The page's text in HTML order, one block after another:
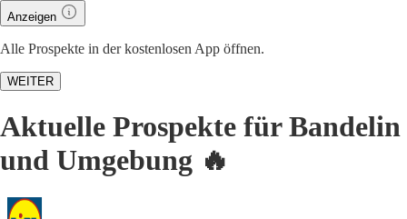
Anzeigen
Alle Prospekte in der kostenlosen App öffnen.
WEITER
Aktuelle Prospekte für Bandelin
und Umgebung 🔥